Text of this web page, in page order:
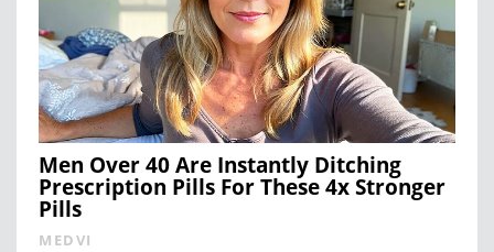
Men Over 40 Are Instantly Ditching
Prescription Pills For These 4x Stronger
Pills
MEDVI